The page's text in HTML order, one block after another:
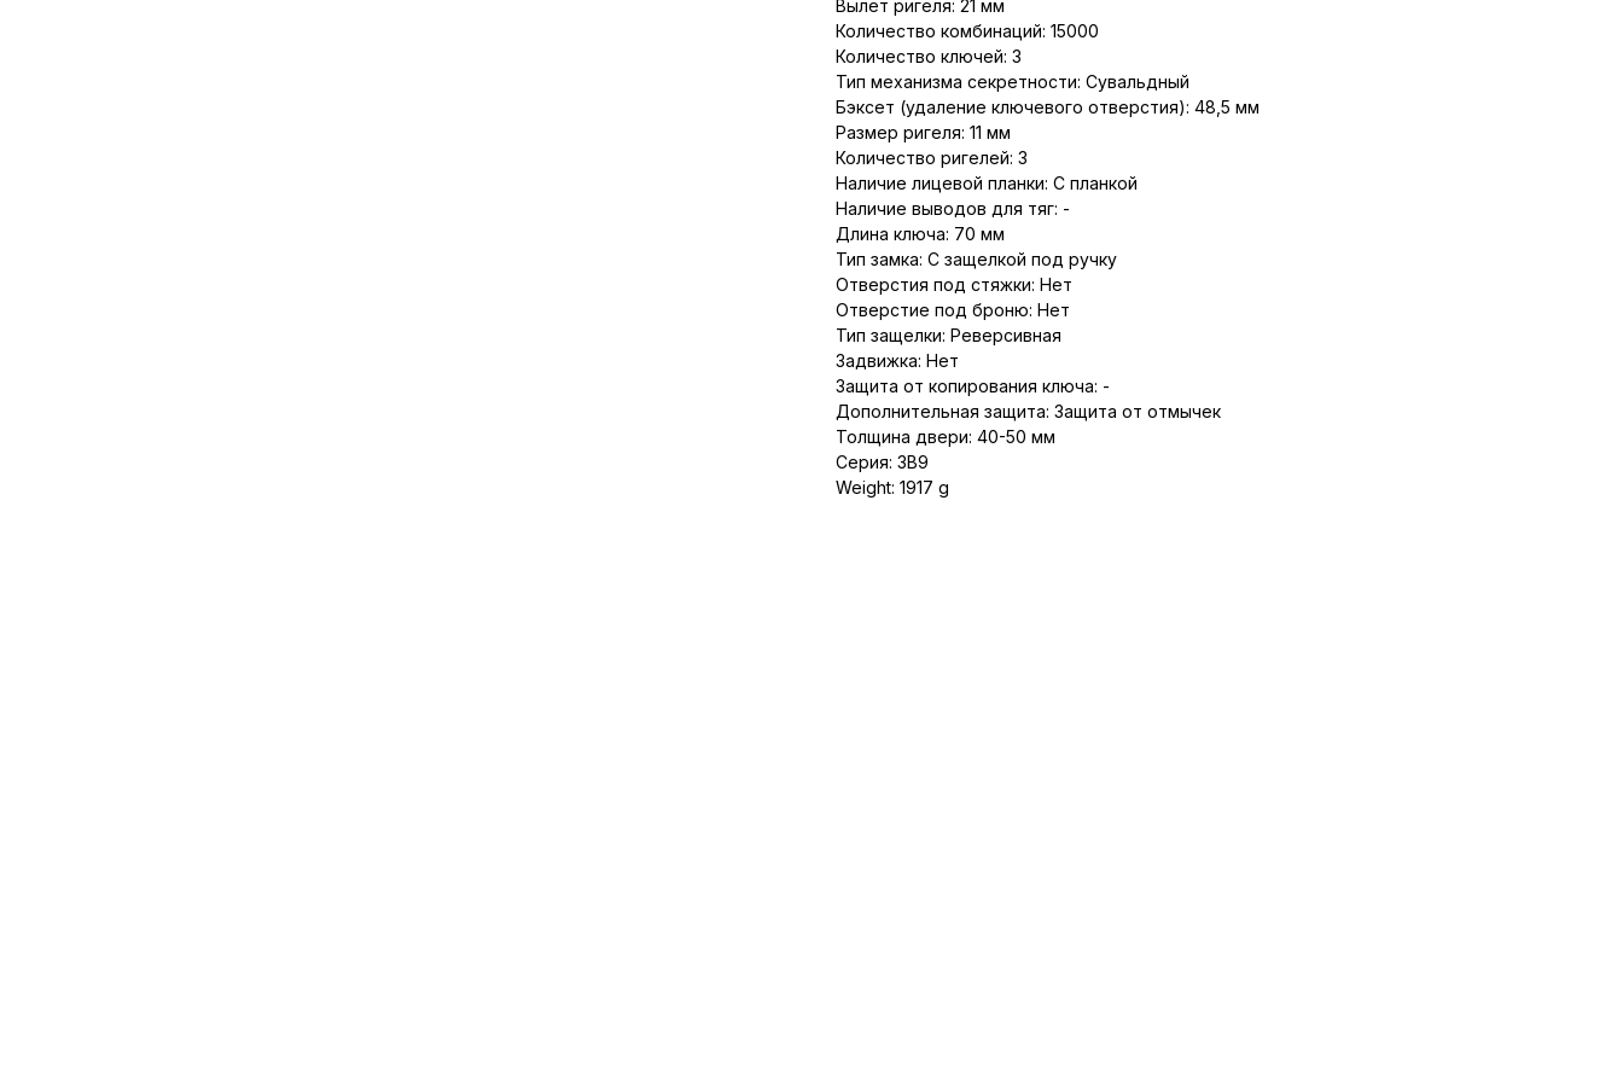
Вылет ригеля: 21 мм
Количество комбинаций: 15000
Количество ключей: 3
Тип механизма секретности: Сувальдный
Бэксет (удаление ключевого отверстия): 48,5 мм
Размер ригеля: 11 мм
Количество ригелей: 3
Наличие лицевой планки: С планкой
Наличие выводов для тяг: -
Длина ключа: 70 мм
Тип замка: С защелкой под ручку
Отверстия под стяжки: Нет
Отверстие под броню: Нет
Тип защелки: Реверсивная
Задвижка: Нет
Защита от копирования ключа: -
Дополнительная защита: Защита от отмычек
Толщина двери: 40-50 мм
Серия: ЗВ9
Weight: 1917 g